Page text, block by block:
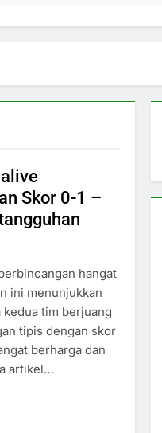
Skor 0-1 –
hangat
ini menunjukkan
kedua tim berjuang
tipis dengan skor
berharga dan
artikel…